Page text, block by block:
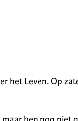
het Leven. Op